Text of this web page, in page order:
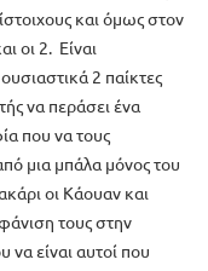
και όμως στον
οι 2. Είναι
2 παίκτες
να περάσει ένα
που να τους
μια μπάλα μόνος του
οι Κάουαν και
τους στην
να είναι αυτοί που